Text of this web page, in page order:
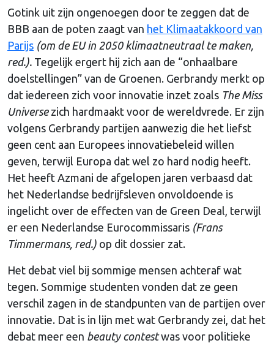
Gotink uit zijn ongenoegen door te zeggen dat de
BBB aan de poten zaagt van het Klimaatakkoord van
Parijs (om de EU in 2050 klimaatneutraal te maken,
red.). Tegelijk ergert hij zich aan de “onhaalbare
doelstellingen” van de Groenen. Gerbrandy merkt op
dat iedereen zich voor innovatie inzet zoals The Miss
Universezich hardmaakt voor de wereldvrede. Er zijn
volgens Gerbrandy partijen aanwezig die het liefst
geen cent aan Europees innovatiebeleid willen
geven, terwijl Europa dat wel zo hard nodig heeft.
Het heeft Azmani de afgelopen jaren verbaasd dat
het Nederlandse bedrijfsleven onvoldoende is
ingelicht over de effecten van de Green Deal, terwijl
er een Nederlandse Eurocommissaris (Frans
Timmermans, red.) op dit dossier zat.
Het debat viel bij sommige mensen achteraf wat
tegen. Sommige studenten vonden dat ze geen
verschil zagen in de standpunten van de partijen over
innovatie. Dat is in lijn met wat Gerbrandy zei, dat het
debat meer een beauty contestwas voor politieke